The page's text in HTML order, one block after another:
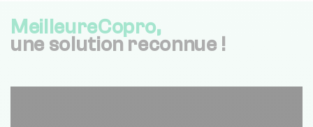
MeilleureCopro,
une solution reconnue !